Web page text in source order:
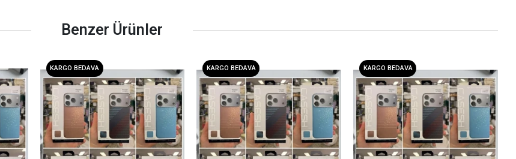
Benzer Ürünler
KARGO BEDAVA KARGO BEDAVA KARGO BEDAVA